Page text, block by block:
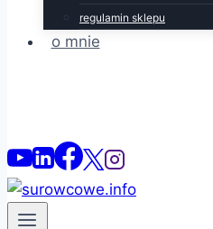
regulamin sklepu
o mnie